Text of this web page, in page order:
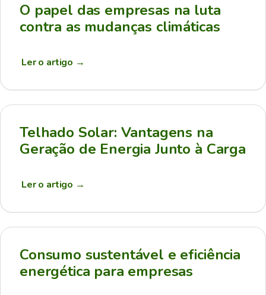
O papel das empresas na luta
contra as mudanças climáticas
Ler o artigo →
Telhado Solar: Vantagens na
Geração de Energia Junto à Carga
Ler o artigo →
Consumo sustentável e eficiência
energética para empresas